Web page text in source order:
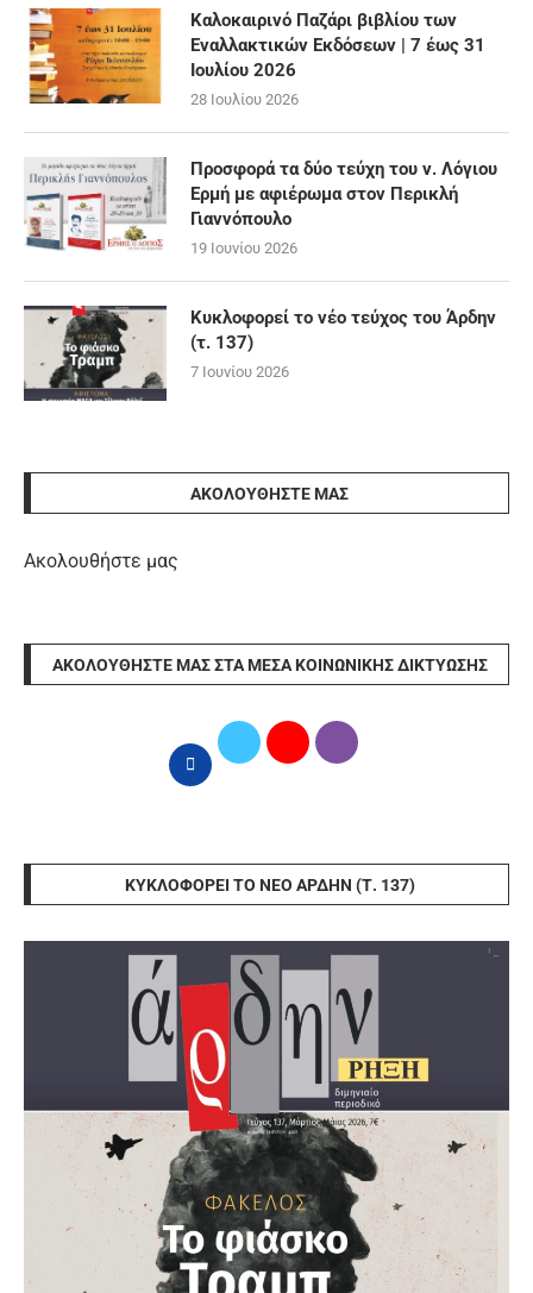
Καλοκαιρινό Παζάρι βιβλίου των
Εναλλακτικών Εκδόσεων | 7 έως 31
Ιουλίου 2026
28 Ιουλίου 2026
Προσφορά τα δύο τεύχη του ν. Λόγιου
Ερμή με αφιέρωμα στον Περικλή
Γιαννόπουλο
19 Ιουνίου 2026
Κυκλοφορεί το νέο τεύχος του Άρδην
(τ. 137)
7 Ιουνίου 2026
ΑΚΟΛΟΥΘΉΣΤΕ ΜΑΣ
Ακολουθήστε μας
ΑΚΟΛΟΥΘΉΣΤΕ ΜΑΣ ΣΤΑ ΜΈΣΑ ΚΟΙΝΩΝΙΚΉΣ ΔΙΚΤΎΩΣΗΣ
ΚΥΚΛΟΦΟΡΕΊ ΤΟ ΝΈΟ ΆΡΔΗΝ (Τ. 137)